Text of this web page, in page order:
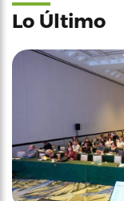
Lo Último